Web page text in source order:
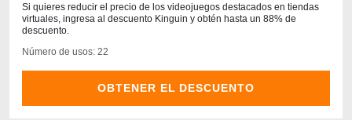
Si quieres reducir el precio de los videojuegos destacados en tiendas
virtuales, ingresa al descuento Kinguin y obtén hasta un 88% de
descuento.
Número de usos: 22
OBTENER EL DESCUENTO